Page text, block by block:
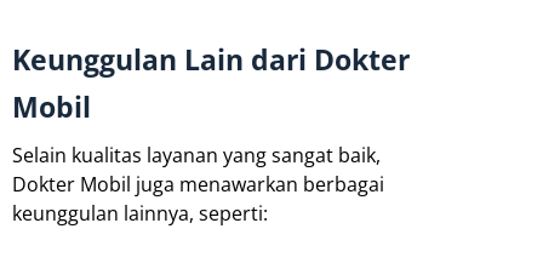
Keunggulan Lain dari Dokter
Mobil
Selain kualitas layanan yang sangat baik,
Dokter Mobil juga menawarkan berbagai
keunggulan lainnya, seperti: